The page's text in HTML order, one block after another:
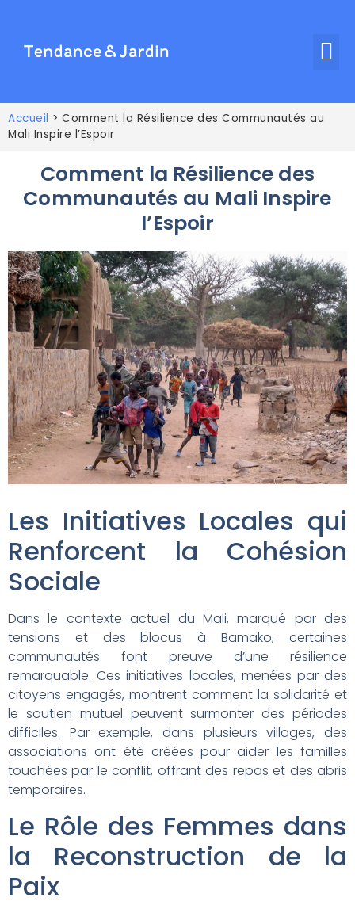
Accueil > Comment la Résilience des Communautés au
Mali Inspire l’Espoir
Comment la Résilience des
Communautés au Mali Inspire
l’Espoir
Les Initiatives Locales qui
Renforcent la Cohésion
Sociale
Dans le contexte actuel du Mali, marqué par des
tensions et des blocus à Bamako, certaines
communautés font preuve d’une résilience
remarquable. Ces initiatives locales, menées par des
citoyens engagés, montrent comment la solidarité et
le soutien mutuel peuvent surmonter des périodes
difficiles. Par exemple, dans plusieurs villages, des
associations ont été créées pour aider les familles
touchées par le conflit, offrant des repas et des abris
temporaires.
Le Rôle des Femmes dans
la Reconstruction de la
Paix